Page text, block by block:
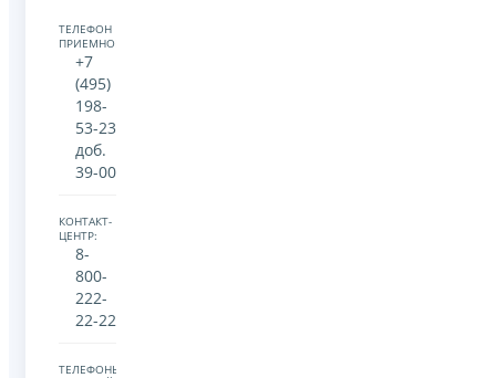
ТЕЛЕФОН
ПРИЕМНОЙ:
+7
(495)
198-
53-23
доб.
39-00
КОНТАКТ-
ЦЕНТР:
8-
800-
222-
22-22
ТЕЛЕФОНЫ